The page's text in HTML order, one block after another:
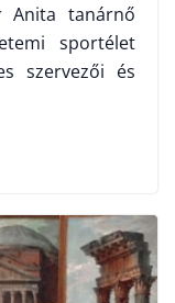
Anita tanárnő
sportélet
szervezői és